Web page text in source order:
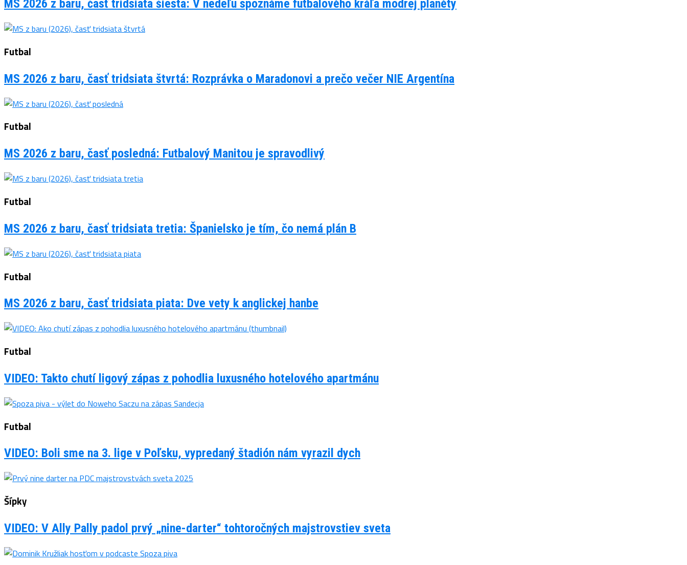
MS 2026 z baru, časť tridsiata šiesta: V nedeľu spoznáme futbalového kráľa modrej planéty
Futbal
MS 2026 z baru, časť tridsiata štvrtá: Rozprávka o Maradonovi a prečo večer NIE Argentína
Futbal
MS 2026 z baru, časť posledná: Futbalový Manitou je spravodlivý
Futbal
MS 2026 z baru, časť tridsiata tretia: Španielsko je tím, čo nemá plán B
Futbal
MS 2026 z baru, časť tridsiata piata: Dve vety k anglickej hanbe
Futbal
VIDEO: Takto chutí ligový zápas z pohodlia luxusného hotelového apartmánu
Futbal
VIDEO: Boli sme na 3. lige v Poľsku, vypredaný štadión nám vyrazil dych
Šípky
VIDEO: V Ally Pally padol prvý „nine-darter“ tohtoročných majstrovstiev sveta